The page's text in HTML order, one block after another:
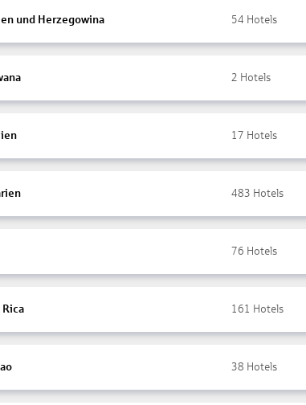
und Herzegowina 54 Hotels
2 Hotels
17 Hotels
483 Hotels
76 Hotels
Rica 161 Hotels
38 Hotels